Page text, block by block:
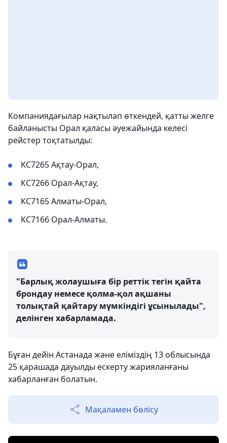
Компаниядағылар нақтылап өткендей, қатты желге
байланысты Орал қаласы әуежайында келесі
рейстер тоқтатылды:
KС7265 Ақтау-Орал,
КС7266 Орал-Ақтау,
KС7165 Алматы-Орал,
КС7166 Орал-Алматы.
"Барлық жолаушыға бір реттік тегін қайта
брондау немесе қолма-қол ақшаны
толықтай қайтару мүмкіндігі ұсынылады",
делінген хабарламада.
Бұған дейін Астанада және еліміздің 13 облысында
25 қарашада дауылды ескерту жарияланғаны
хабарланған болатын.
Мақаламен бөлісу